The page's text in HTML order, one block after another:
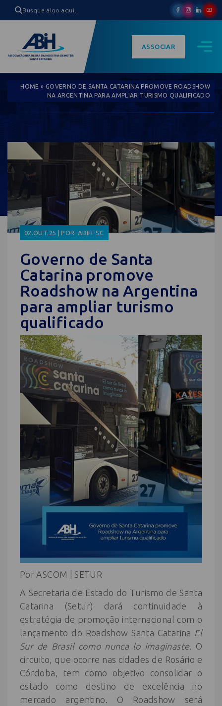
ASSOCIAR
HOME » GOVERNO DE SANTA CATARINA PROMOVE ROADSHOW
NA ARGENTINA PARA AMPLIAR TURISMO QUALIFICADO
02.OUT.25 | POR: ABIH-SC
Governo de Santa
Catarina promove
Roadshow na Argentina
para ampliar turismo
qualificado
Por ASCOM | SETUR
A Secretaria de Estado do Turismo de Santa
Catarina (Setur) dará continuidade à
estratégia de promoção internacional com o
lançamento do Roadshow Santa Catarina El
Sur de Brasil como nunca lo imaginaste.
O
circuito, que ocorre nas cidades de Rosário e
Córdoba, tem como objetivo consolidar o
estado como destino de excelência no
mercado argentino. O Roadshow será